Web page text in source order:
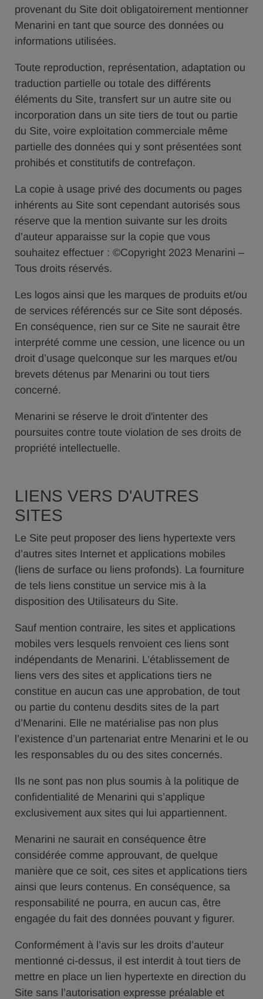
provenant du Site doit obligatoirement mentionner
Menarini en tant que source des données ou
informations utilisées.
Toute reproduction, représentation, adaptation ou
traduction partielle ou totale des différents
éléments du Site, transfert sur un autre site ou
incorporation dans un site tiers de tout ou partie
du Site, voire exploitation commerciale même
partielle des données qui y sont présentées sont
prohibés et constitutifs de contrefaçon.
La copie à usage privé des documents ou pages
inhérents au Site sont cependant autorisés sous
réserve que la mention suivante sur les droits
d’auteur apparaisse sur la copie que vous
souhaitez effectuer : ©Copyright 2023 Menarini –
Tous droits réservés.
Les logos ainsi que les marques de produits et/ou
de services référencés sur ce Site sont déposés.
En conséquence, rien sur ce Site ne saurait être
interprété comme une cession, une licence ou un
droit d’usage quelconque sur les marques et/ou
brevets détenus par Menarini ou tout tiers
concerné.
Menarini se réserve le droit d'intenter des
poursuites contre toute violation de ses droits de
propriété intellectuelle.
LIENS VERS D'AUTRES
SITES
Le Site peut proposer des liens hypertexte vers
d’autres sites Internet et applications mobiles
(liens de surface ou liens profonds). La fourniture
de tels liens constitue un service mis à la
disposition des Utilisateurs du Site.
Sauf mention contraire, les sites et applications
mobiles vers lesquels renvoient ces liens sont
indépendants de Menarini. L’établissement de
liens vers des sites et applications tiers ne
constitue en aucun cas une approbation, de tout
ou partie du contenu desdits sites de la part
d’Menarini. Elle ne matérialise pas non plus
l’existence d’un partenariat entre Menarini et le ou
les responsables du ou des sites concernés.
Ils ne sont pas non plus soumis à la politique de
confidentialité de Menarini qui s’applique
exclusivement aux sites qui lui appartiennent.
Menarini ne saurait en conséquence être
considérée comme approuvant, de quelque
manière que ce soit, ces sites et applications tiers
ainsi que leurs contenus. En conséquence, sa
responsabilité ne pourra, en aucun cas, être
engagée du fait des données pouvant y figurer.
Conformément à l’avis sur les droits d’auteur
mentionné ci-dessus, il est interdit à tout tiers de
mettre en place un lien hypertexte en direction du
Site sans l’autorisation expresse préalable et